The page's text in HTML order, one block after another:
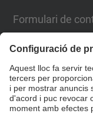
Formulari de
© UPCEscola
Canals i Ports de